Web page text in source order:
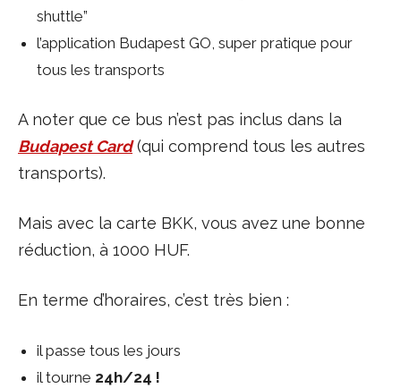
shuttle”
l’application Budapest GO, super pratique pour
tous les transports
A noter que ce bus n’est pas inclus dans la
Budapest Card(qui comprend tous les autres
transports).
Mais avec la carte BKK, vous avez une bonne
réduction, à 1000 HUF.
En terme d’horaires, c’est très bien :
il passe tous les jours
il tourne 24h/24 !